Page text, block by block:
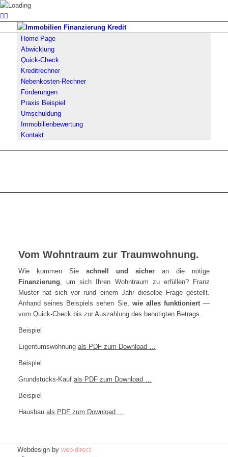
Home Page
Abwicklung
Quick-Check
Kreditrechner
Nebenkosten-Rechner
Förderungen
Praxis Beispiel
Umschuldung
Immobilienbewertung
Kontakt
Vom Wohntraum zur Traumwohnung.
Wie kommen Sie schnell und sicher an die nötige
Finanzierung, um sich Ihren Wohntraum zu erfüllen? Franz
Muster hat sich vor rund einem Jahr dieselbe Frage gestellt.
Anhand seines Beispiels sehen Sie, wie alles funktioniert—
vom Quick-Check bis zur Auszahlung des benötigten Betrags.
Beispiel
Eigentumswohnung als PDF zum Download …
Beispiel
Grundstücks-Kauf als PDF zum Download …
Beispiel
Hausbau als PDF zum Download …
Webdesign by web-direct